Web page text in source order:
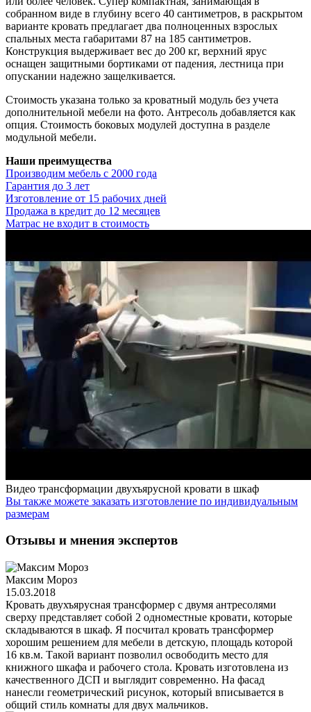
собранном виде в глубину всего 40 сантиметров, в раскрытом
варианте кровать предлагает два полноценных взрослых
спальных места габаритами 87 на 185 сантиметров.
Конструкция выдерживает вес до 200 кг, верхний ярус
оснащен защитными бортиками от падения, лестница при
опускании надежно защелкивается.
Стоимость указана только за кроватный модуль без учета
дополнительной мебели на фото. Антресоль добавляется как
опция. Стоимость боковых модулей доступна в разделе
модульной мебели.
Наши преимущества
Производим мебель с 2000 года
Гарантия до 3 лет
Изготовление от 15 рабочих дней
Продажа в кредит до 12 месяцев
Матрас не входит в стоимость
Видео трансформации двухъярусной кровати в шкаф
Вы также можете заказать изготовление по индивидуальным
размерам
Отзывы и мнения экспертов
Максим Мороз
15.03.2018
Кровать двухъярусная трансформер с двумя антресолями
сверху представляет собой 2 одноместные кровати, которые
складываются в шкаф. Я посчитал кровать трансформер
хорошим решением для мебели в детскую, площадь которой
16 кв.м. Такой вариант позволил освободить место для
книжного шкафа и рабочего стола. Кровать изготовлена из
качественного ДСП и выглядит современно. На фасад
нанесли геометрический рисунок, который вписывается в
общий стиль комнаты для двух мальчиков.